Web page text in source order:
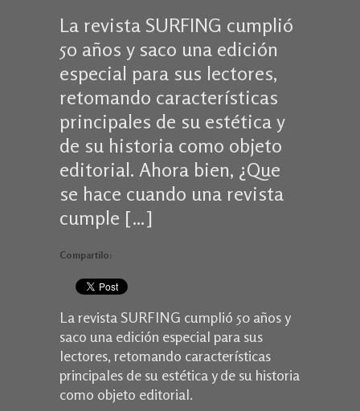
La revista SURFING cumplió
50 años y saco una edición
especial para sus lectores,
retomando características
principales de su estética y
de su historia como objeto
editorial. Ahora bien, ¿Que
se hace cuando una revista
cumple […]
Compartilo:
La revista SURFING cumplió 50 años y
saco una edición especial para sus
lectores, retomando características
principales de su estética y de su historia
como objeto editorial.